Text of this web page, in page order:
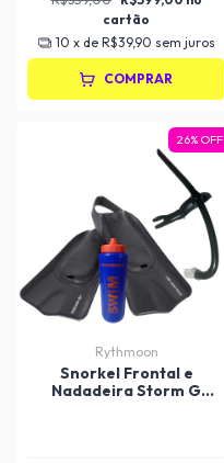
10 x de R$39,90 sem juros
COMPRAR
26% OFF
Rythmoon
Snorkel Frontal e
Nadadeira Storm G